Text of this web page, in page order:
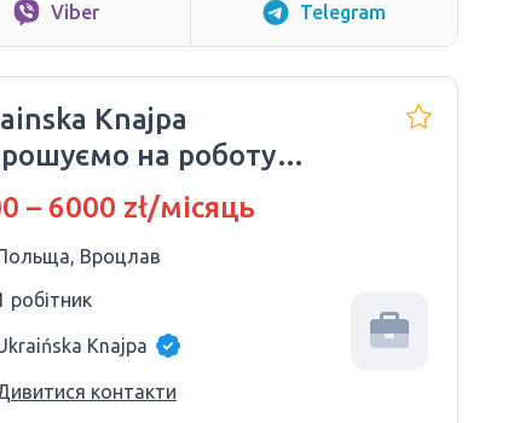
Viber Telegram
Knajpa
на роботу
– 6000 zł/місяць
Вроцлав
робітник
Knajpa
контакти